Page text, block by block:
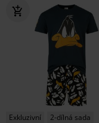
Exkluzivní
2-dílná sada